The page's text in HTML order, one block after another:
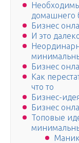
домашнего
Бизнес
И это
Бизнес
Как
что то
Бизнес-
Бизнес
Топовые